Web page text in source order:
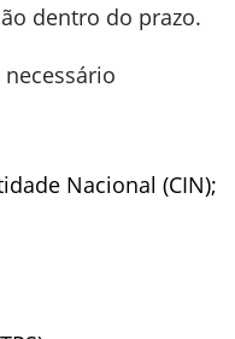
dentro do prazo.
Nacional (CIN);